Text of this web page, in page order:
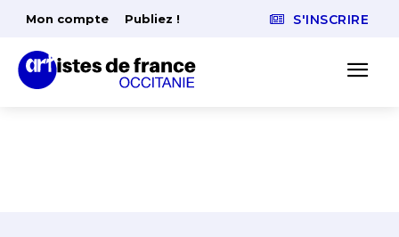
Mon compte Publiez ! S'INSCRIRE